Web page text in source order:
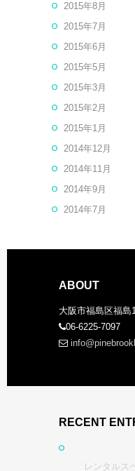
2015年8月
2015年7月
2015年6月
2015年5月
2015年3月
2015年2月
2015年1月
2014年12月
2014年11月
2014年9月
2014年7月
ABOUT
大阪市福島区福島
06-6225-7097
RECENT
レンタルス